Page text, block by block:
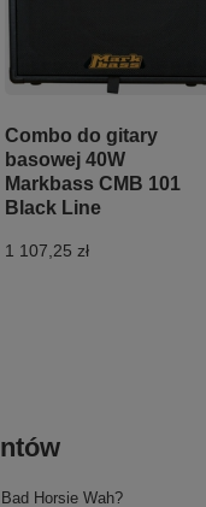
Combo do gitary
basowej 40W
Markbass CMB 101
Black Line
1 107,25 zł
Horsie Wah?